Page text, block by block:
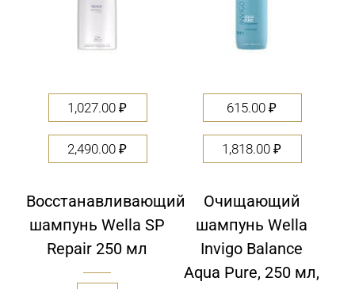
1,027.00 ₽
2,490.00 ₽
Восстанавливающий
шампунь Wella SP
Repair 250 мл
615.00 ₽
1,818.00 ₽
Очищающий
шампунь Wella
Invigo Balance
Aqua Pure, 250 мл,